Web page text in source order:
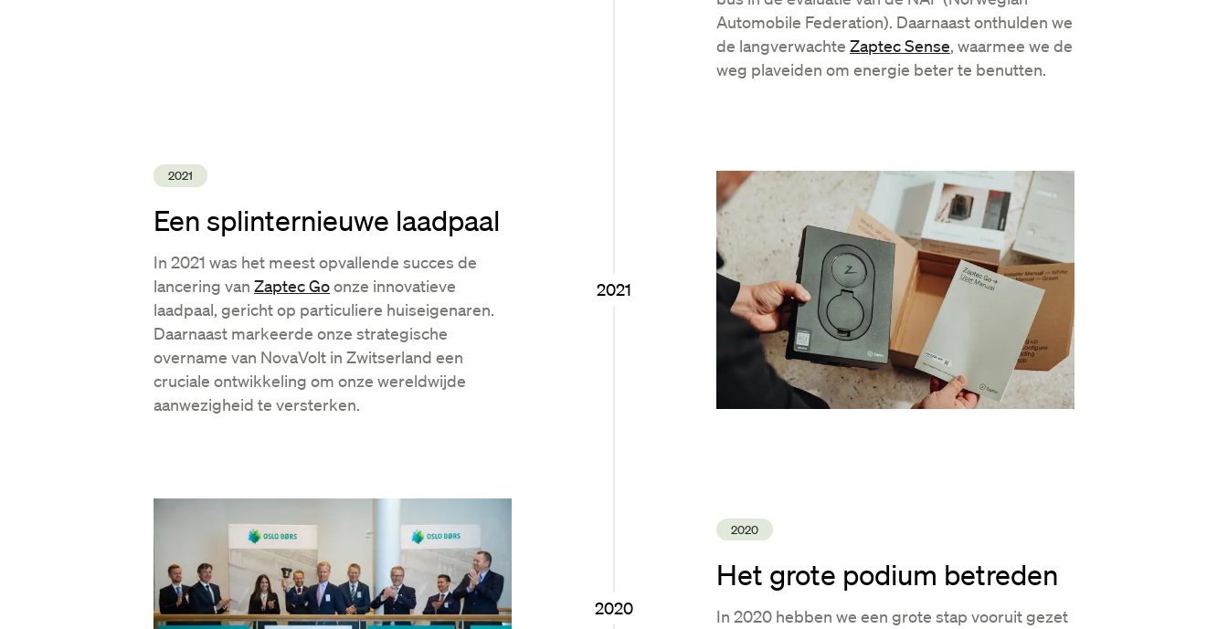
Automobile Federation). Daarnaast onthulden we
de langverwachte Zaptec Sense, waarmee we de
weg plaveiden om energie beter te benutten.
2021
Een splinternieuwe laadpaal
In 2021 was het meest opvallende succes de
lancering van Zaptec Goonze innovatieve
laadpaal, gericht op particuliere huiseigenaren.
Daarnaast markeerde onze strategische
overname van NovaVolt in Zwitserland een
cruciale ontwikkeling om onze wereldwijde
aanwezigheid te versterken.
2021
2020
Het grote podium betreden
In 2020 hebben we een grote stap vooruit gezet
2020